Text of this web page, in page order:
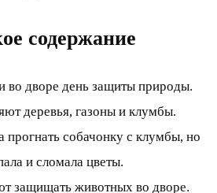
содержание
во дворе день защиты природы.
деревья, газоны и клумбы.
прогнать собачонку с клумбы, но
и сломала цветы.
защищать животных во дворе.